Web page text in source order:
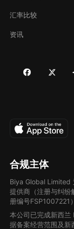
汇率比较
资讯
合规主体
Biya Global Limited
提供商（注册与纠纷
册编号FSP1007221
本公司已完成新西兰
据备案经营范围及新